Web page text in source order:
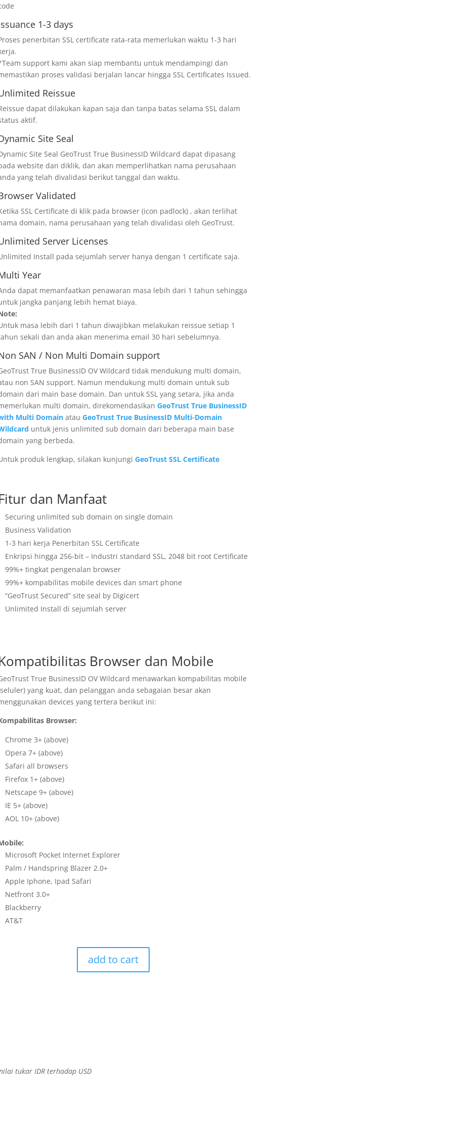
1-3 days
penerbitan SSL certificate rata-rata memerlukan waktu 1-3 hari
support kami akan siap membantu untuk mendampingi dan
proses validasi berjalan lancar hingga SSL Certificates Issued.
Reissue
dapat dilakukan kapan saja dan tanpa batas selama SSL dalam
aktif.
Site Seal
Site Seal GeoTrust True BusinessID Wildcard dapat dipasang
website dan diklik, dan akan memperlihatkan nama perusahaan
yang telah divalidasi berikut tanggal dan waktu.
Validated
SSL Certificate di klik pada browser (icon padlock) , akan terlihat
domain, nama perusahaan yang telah divalidasi oleh GeoTrust.
Server Licenses
Install pada sejumlah server hanya dengan 1 certificate saja.
Year
dapat memanfaatkan penawaran masa lebih dari 1 tahun sehingga
jangka panjang lebih hemat biaya.
masa lebih dari 1 tahun diwajibkan melakukan reissue setiap 1
sekali dan anda akan menerima email 30 hari sebelumnya.
SAN / Non Multi Domain support
True BusinessID OV Wildcard tidak mendukung multi domain,
non SAN support. Namun mendukung multi domain untuk sub
dari main base domain. Dan untuk SSL yang setara, jika anda
multi domain, direkomendasikan GeoTrust True BusinessID
Multi Domain atau GeoTrust True BusinessID Multi-Domain
untuk jenis unlimited sub domain dari beberapa main base
yang berbeda.
produk lengkap, silakan kunjungi GeoTrust SSL Certificate
dan Manfaat
Securing unlimited sub domain on single domain
Business Validation
1-3 hari kerja Penerbitan SSL Certificate
Enkripsi hingga 256-bit – Industri standard SSL, 2048 bit root Certificate
99%+ tingkat pengenalan browser
99%+ kompabilitas mobile devices dan smart phone
“GeoTrust Secured” site seal by Digicert
Unlimited Install di sejumlah server
Browser dan Mobile
True BusinessID OV Wildcard menawarkan kompabilitas mobile
yang kuat, dan pelanggan anda sebagaian besar akan
devices yang tertera berikut ini:
Browser:
Chrome 3+ (above)
Opera 7+ (above)
Safari all browsers
Firefox 1+ (above)
Netscape 9+ (above)
IE 5+ (above)
AOL 10+ (above)
Microsoft Pocket Internet Explorer
Palm / Handspring Blazer 2.0+
Apple Iphone, Ipad Safari
Netfront 3.0+
Blackberry
AT&T
add to cart
tukar IDR terhadap USD